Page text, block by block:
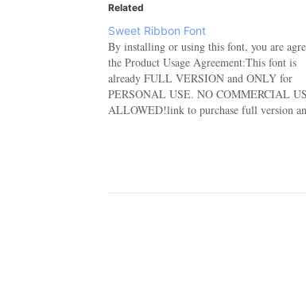
Related
Sweet Ribbon Font
By installing or using this font, you are
the Product Usage Agreement:This font is
already FULL VERSION and ONLY for
PERSONAL USE. NO COMMERCIAL
ALLOWED!link to purchase full version